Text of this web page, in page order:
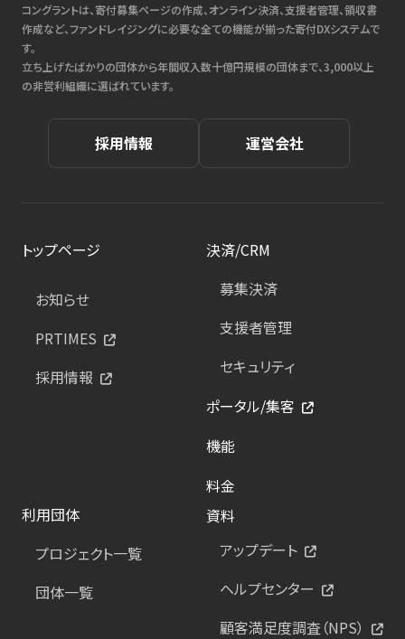
コングラントは、寄付募集ページの作成、オンライン決済、支援者管理、領収書
作成など、ファンドレイジングに必要な全ての機能が揃った寄付DXシステムで
す。
立ち上げたばかりの団体から年間収入数十億円規模の団体まで、3,000以上
の非営利組織に選ばれています。
採用情報 運営会社
トップページ
お知らせ
PRTIMES
採用情報
決済/CRM
募集決済
支援者管理
セキュリティ
ポータル/集客
機能
料金
利用団体
プロジェクト一覧
団体一覧
資料
アップデート
ヘルプセンター
顧客満足度調査（NPS）